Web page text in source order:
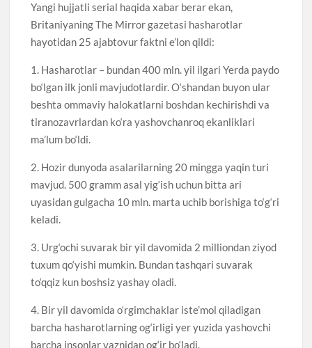
Yangi hujjatli serial haqida xabar berar ekan,
Britaniyaning The Mirror gazetasi hasharotlar
hayotidan 25 ajabtovur faktni e’lon qildi:
1. Hasharotlar – bundan 400 mln. yil ilgari Yerda paydo
bo‘lgan ilk jonli mavjudotlardir. O‘shandan buyon ular
beshta ommaviy halokatlarni boshdan kechirishdi va
tiranozavrlardan ko‘ra yashovchanroq ekanliklari
ma’lum bo‘ldi.
2. Hozir dunyoda asalarilarning 20 mingga yaqin turi
mavjud. 500 gramm asal yig‘ish uchun bitta ari
uyasidan gulgacha 10 mln. marta uchib borishiga to‘g‘ri
keladi.
3. Urg‘ochi suvarak bir yil davomida 2 milliondan ziyod
tuxum qo‘yishi mumkin. Bundan tashqari suvarak
to‘qqiz kun boshsiz yashay oladi.
4. Bir yil davomida o‘rgimchaklar iste’mol qiladigan
barcha hasharotlarning og‘irligi yer yuzida yashovchi
barcha insonlar vaznidan og‘ir bo‘ladi.